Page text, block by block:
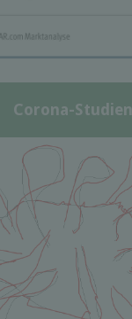
Corona-Studien